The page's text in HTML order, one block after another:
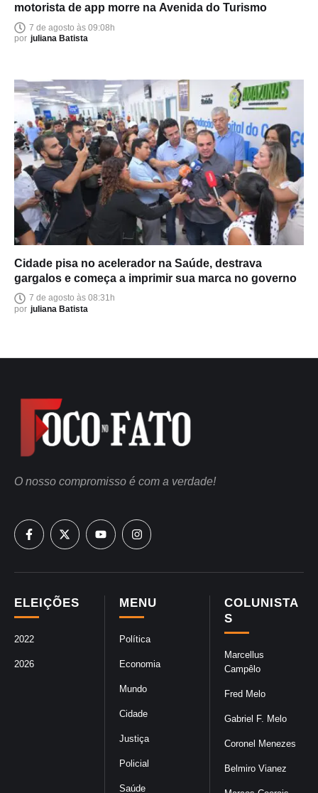
motorista de app morre na Avenida do Turismo
7 de agosto às 09:08h
por juliana Batista
Cidade pisa no acelerador na Saúde, destrava
gargalos e começa a imprimir sua marca no governo
7 de agosto às 08:31h
por juliana Batista
COLUNISTA
S
Marcellus
Campêlo
Fred Melo
Gabriel F. Melo
Coronel Menezes
Belmiro Vianez
MENU
Política
Economia
Mundo
Cidade
Justiça
Policial
Saúde
ELEIÇÕES
2022
2026
O nosso compromisso é com a verdade!